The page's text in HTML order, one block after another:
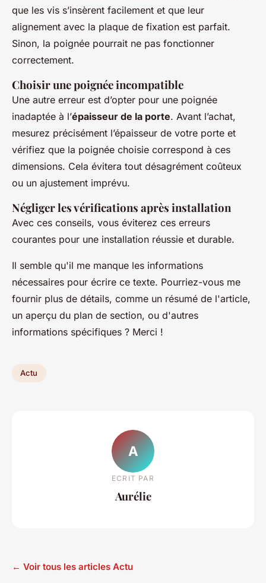
que les vis s’insèrent facilement et que leur
alignement avec la plaque de fixation est parfait.
Sinon, la poignée pourrait ne pas fonctionner
correctement.
Choisir une poignée incompatible
Une autre erreur est d’opter pour une poignée
inadaptée à l’épaisseur de la porte. Avant l’achat,
mesurez précisément l’épaisseur de votre porte et
vérifiez que la poignée choisie correspond à ces
dimensions. Cela évitera tout désagrément coûteux
ou un ajustement imprévu.
Négliger les vérifications après installation
Avec ces conseils, vous éviterez ces erreurs
courantes pour une installation réussie et durable.
Il semble qu'il me manque les informations
nécessaires pour écrire ce texte. Pourriez-vous me
fournir plus de détails, comme un résumé de l'article,
un aperçu du plan de section, ou d'autres
informations spécifiques ? Merci !
Actu
A
ECRIT PAR
Aurélie
← Voir tous les articles Actu